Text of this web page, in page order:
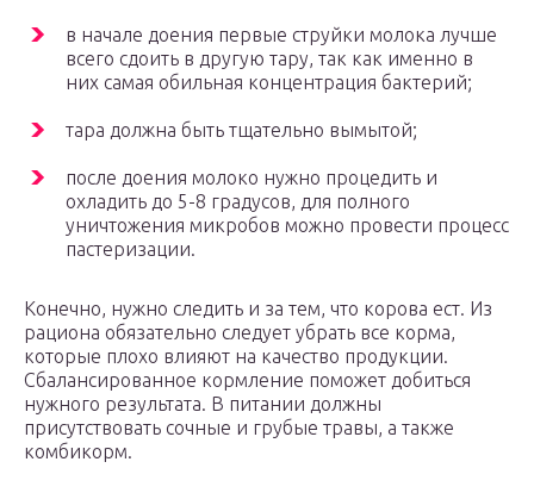
в начале доения первые струйки молока лучше
всего сдоить в другую тару, так как именно в
них самая обильная концентрация бактерий;
тара должна быть тщательно вымытой;
после доения молоко нужно процедить и
охладить до 5-8 градусов, для полного
уничтожения микробов можно провести процесс
пастеризации.
Конечно, нужно следить и за тем, что корова ест. Из
рациона обязательно следует убрать все корма,
которые плохо влияют на качество продукции.
Сбалансированное кормление поможет добиться
нужного результата. В питании должны
присутствовать сочные и грубые травы, а также
комбикорм.